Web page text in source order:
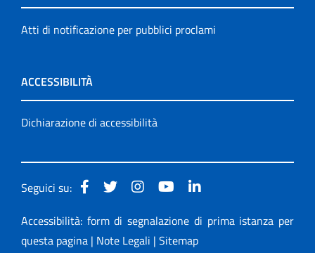
Atti di notificazione per pubblici proclami
ACCESSIBILITÀ
Dichiarazione di accessibilità
Seguici su:
Accessibilità: form di segnalazione di prima istanza per
questa pagina | Note Legali | Sitemap